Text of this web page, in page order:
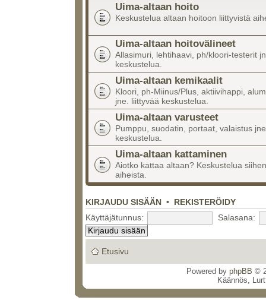
Uima-altaan hoito
Keskustelua altaan hoitoon liittyvistä
Uima-altaan hoitovälineet
Allasimuri, lehtihaavi, ph/kloori-testerit
keskustelua.
Uima-altaan kemikaalit
Kloori, ph-Miinus/Plus, aktiivihappi,
jne. liittyvää keskustelua.
Uima-altaan varusteet
Pumppu, suodatin, portaat, valaistus
keskustelua.
Uima-altaan kattaminen
Aiotko kattaa altaan? Keskustelua
aiheista.
KIRJAUDU SISÄÄN • REKISTERÖIDY
Käyttäjätunnus: Salasana:
Etusivu
Powered by phpBB ©
Käännös,